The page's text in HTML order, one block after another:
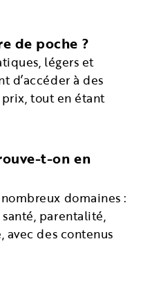
de poche ?
légers et
d’accéder à des
tout en étant
t-on en
domaines :
parentalité,
des contenus